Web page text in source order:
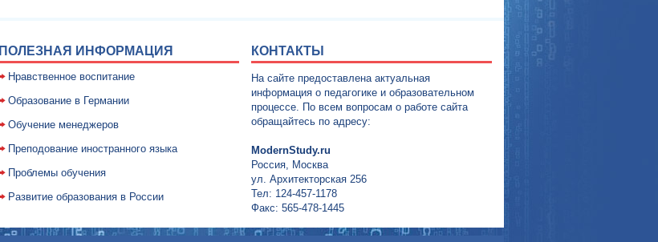
ПОЛЕЗНАЯ ИНФОРМАЦИЯ
Нравственное воспитание
Образование в Германии
Обучение менеджеров
Преподование иностранного языка
Проблемы обучения
Развитие образования в России
КОНТАКТЫ
На сайте предоставлена актуальная
информация о педагогике и образовательном
процессе. По всем вопросам о работе сайта
обращайтесь по адресу:
ModernStudy.ru
Россия, Москва
ул. Архитекторская 256
Тел: 124-457-1178
Факс: 565-478-1445